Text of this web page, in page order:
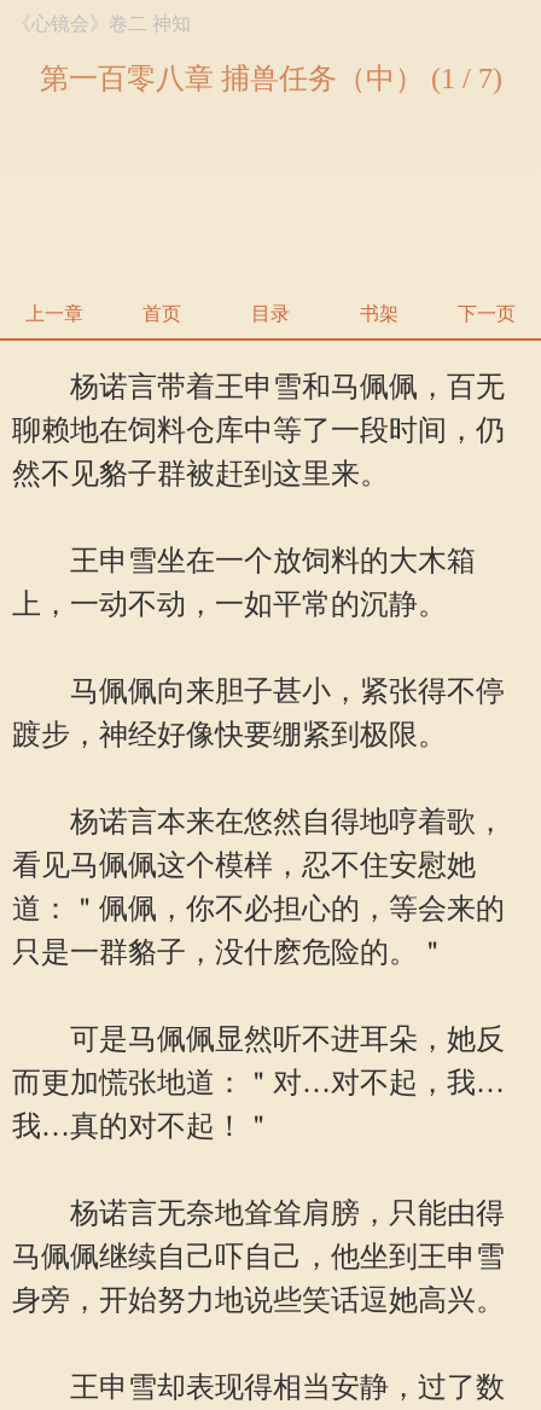
《心镜会》卷二 神知
第一百零八章 捕兽任务（中） (1 / 7)
上一章 首页 目录 书架 下一页
杨诺言带着王申雪和马佩佩，百无
聊赖地在饲料仓库中等了一段时间，仍
然不见貉子群被赶到这里来。
王申雪坐在一个放饲料的大木箱
上，一动不动，一如平常的沉静。
马佩佩向来胆子甚小，紧张得不停
踱步，神经好像快要绷紧到极限。
杨诺言本来在悠然自得地哼着歌，
看见马佩佩这个模样，忍不住安慰她
道：＂佩佩，你不必担心的，等会来的
只是一群貉子，没什麽危险的。＂
可是马佩佩显然听不进耳朵，她反
而更加慌张地道：＂对…对不起，我…
我…真的对不起！＂
杨诺言无奈地耸耸肩膀，只能由得
马佩佩继续自己吓自己，他坐到王申雪
身旁，开始努力地说些笑话逗她高兴。
王申雪却表现得相当安静，过了数